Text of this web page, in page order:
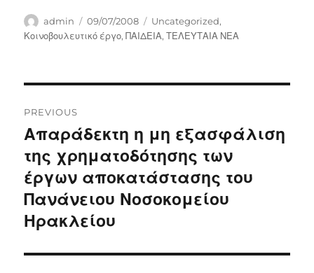
Author
admin
Posted
on
09/07/2008 Categories
Uncategorized,
Κοινοβουλευτικό έργο,ΠΑΙΔΕΙΑ,ΤΕΛΕΥΤΑΙΑ ΝΕΑ
navigation
PREVIOUS
Previous
post:
Απαράδεκτη η μη εξασφάλιση
της χρηματοδότησης των
έργων αποκατάστασης του
Πανάνειου Νοσοκομείου
Ηρακλείου